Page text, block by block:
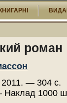
КНИГАРНІ
роман
2011. — 304 с.
1000